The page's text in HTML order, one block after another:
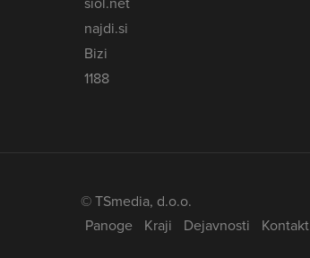
najdi.si
Bizi
1188
© TSmedia, d.o.o.
Panoge
Kraji Dejavnosti Kontakt